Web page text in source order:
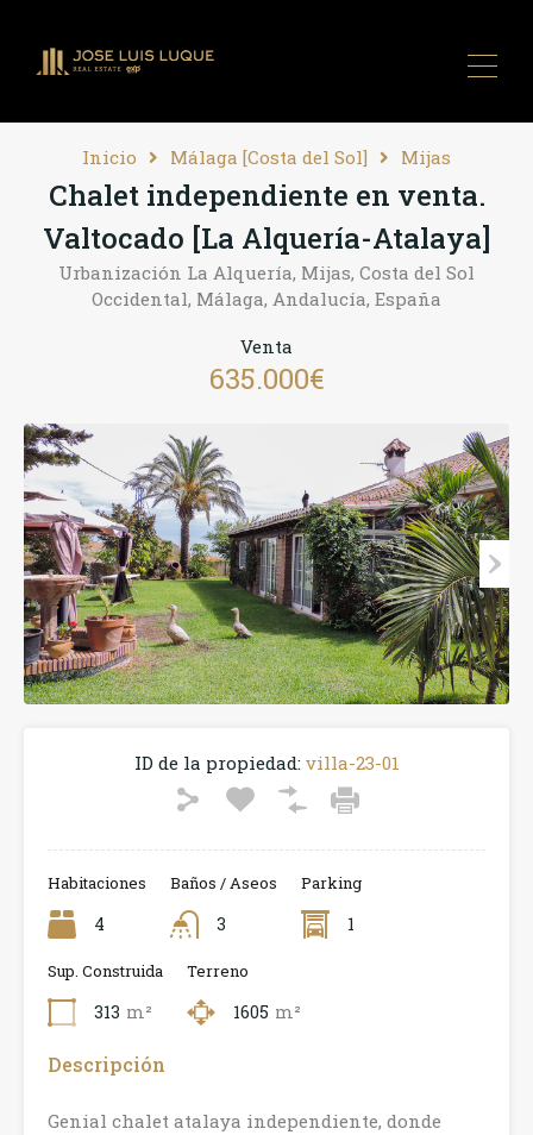
Inicio Málaga [Costa del Sol] Mijas
Chalet independiente en venta.
Valtocado [La Alquería-Atalaya]
Urbanización La Alquería, Mijas, Costa del Sol
Occidental, Málaga, Andalucía, España
Venta
635.000€
ID de la propiedad:villa-23-01
Habitaciones
4
Baños / Aseos
3
Parking
1
Sup. Construida
313 m²
Terreno
1605 m²
Descripción
Genial chalet atalaya independiente, donde